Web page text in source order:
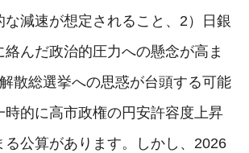
な減速が想定されること、2）日銀
絡んだ政治的圧力への懸念が高ま
散総選挙への思惑が台頭する可能
時的に高市政権の円安許容度上昇
る公算があります。しかし、2026